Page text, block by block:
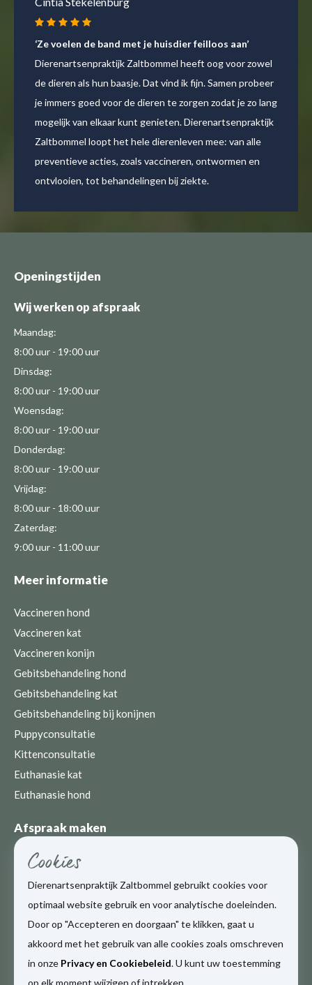
‘Met onze hele beestenboel kunnen we terecht’
Met onze hele beestenboel kunnen we bij hen terecht.
En ze komen aan huis. Dat is luxe. Ze zijn behulpzaam,
leggen alles goed uit en denken met ons mee. Toen we
nog honden en katten fokten bijvoorbeeld,
controleerden ze niet alleen of de beestjes gezond
waren, maar hielden ze ook de moeder nauwlettend in
de gaten.
Openingstijden
Wij werken op afspraak
Maandag:
8:00 uur - 19:00 uur
Dinsdag:
8:00 uur - 19:00 uur
Woensdag:
8:00 uur - 19:00 uur
Donderdag:
8:00 uur - 19:00 uur
Vrijdag:
8:00 uur - 18:00 uur
Zaterdag:
9:00 uur - 11:00 uur
Meer informatie
Vaccineren hond
Vaccineren kat
Vaccineren konijn
Gebitsbehandeling hond
Gebitsbehandeling kat
Gebitsbehandeling bij konijnen
Puppyconsultatie
Kittenconsultatie
Euthanasie kat
Euthanasie hond
Afspraak maken
0418-512009
Maak online een afspraak
Cookies
Dierenartsenpraktijk Zaltbommel gebruikt cookies voor
optimaal website gebruik en voor analytische doeleinden.
Door op "Accepteren en doorgaan" te klikken, gaat u
akkoord met het gebruik van alle cookies zoals omschreven
in onze Privacy en Cookiebeleid. U kunt uw toestemming
op elk moment wijzigen of intrekken.